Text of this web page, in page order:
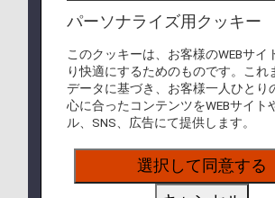
コードシェア便および他航空会社の
含まれる場合は、他社の手荷物ルール
場合があります。
航空機での輸送が可能であるか、出
取れない場合は、輸送をお断りする
ので、あらかじめご了承ください。
一部の国・地域によっては、本ペー
る手荷物以外にも 機内持ち込み・お
設けている場合がございます。
パーソナライズ用クッキー
このクッキーは、お客様のWEBサイ
り快適にするためのものです。これ
データに基づき、お客様一人ひとり
心に合ったコンテンツをWEBサイト
ル、SNS、広告にて提供します。
選択して同意する